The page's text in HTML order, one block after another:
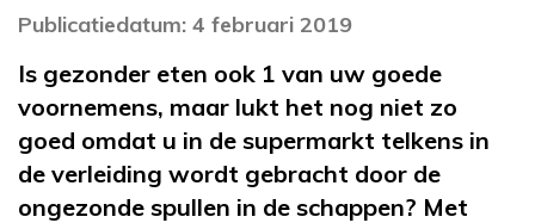
Publicatiedatum: 4 februari 2019
Is gezonder eten ook 1 van uw goede
voornemens, maar lukt het nog niet zo
goed omdat u in de supermarkt telkens in
de verleiding wordt gebracht door de
ongezonde spullen in de schappen? Met